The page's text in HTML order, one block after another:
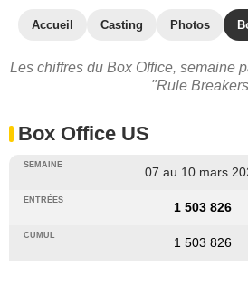
Accueil Casting Photos
Les chiffres du Box Office, semaine
"Rule
Box Office US
07 au 10 mars
1 503 826
1 503 826